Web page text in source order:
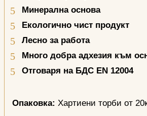
Минерална основа
Екологично чист продукт
Лесно за работа
Много добра адхезия към
Отговаря на БДС EN 12004
Опаковка: Хартиени торби от